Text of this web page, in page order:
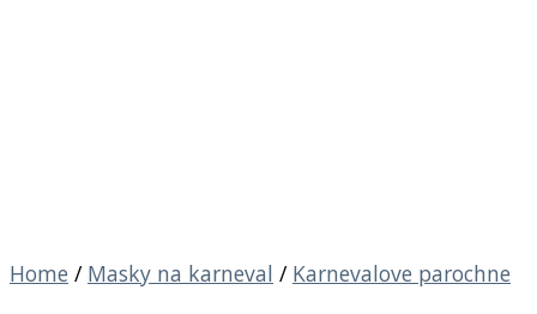
Home / Masky na karneval / Karnevalove parochne